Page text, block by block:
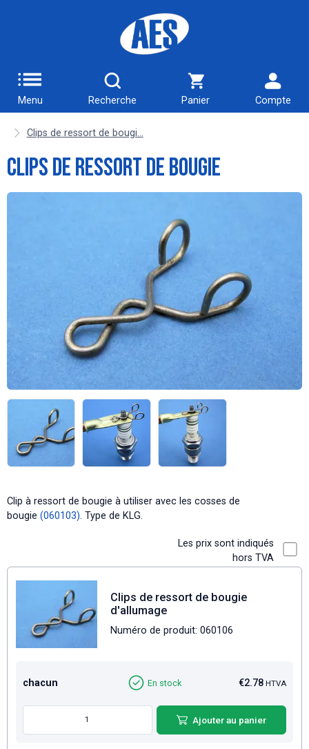
Menu Recherche Panier Compte
Clips de ressort de bougi...
Clips de ressort de bougie
Clip à ressort de bougie à utiliser avec les cosses de
bougie (060103). Type de KLG.
Les prix sont indiqués
hors TVA
Clips de ressort de bougie
d'allumage
Numéro de produit: 060106
chacun €2.78 HTVA
En stock
Ajouter au panier